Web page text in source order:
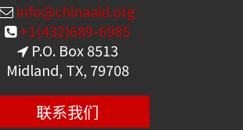
info@chinaaid.org
+1(432)689-6985
P.O. Box 8513
Midland, TX, 79708
联系我们